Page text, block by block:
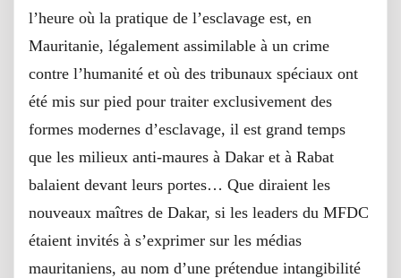
l’heure où la pratique de l’esclavage est, en
Mauritanie, légalement assimilable à un crime
contre l’humanité et où des tribunaux spéciaux ont
été mis sur pied pour traiter exclusivement des
formes modernes d’esclavage, il est grand temps
que les milieux anti-maures à Dakar et à Rabat
balaient devant leurs portes… Que diraient les
nouveaux maîtres de Dakar, si les leaders du MFDC
étaient invités à s’exprimer sur les médias
mauritaniens, au nom d’une prétendue intangibilité